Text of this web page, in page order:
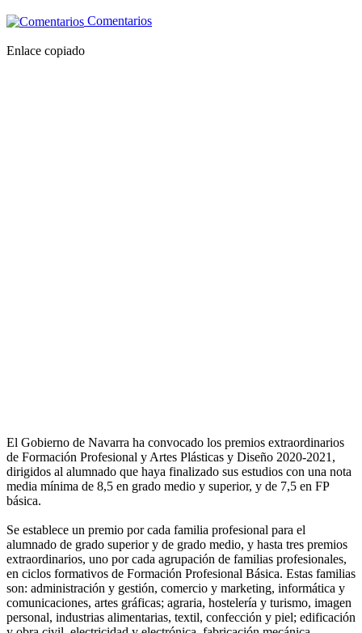
Comentarios
Enlace copiado
El Gobierno de Navarra ha convocado los premios extraordinarios
de Formación Profesional y Artes Plásticas y Diseño 2020-2021,
dirigidos al alumnado que haya finalizado sus estudios con una nota
media mínima de 8,5 en grado medio y superior, y de 7,5 en FP
básica.
Se establece un premio por cada familia profesional para el
alumnado de grado superior y de grado medio, y hasta tres premios
extraordinarios, uno por cada agrupación de familias profesionales,
en ciclos formativos de Formación Profesional Básica. Estas familias
son: administración y gestión, comercio y marketing, informática y
comunicaciones, artes gráficas; agraria, hostelería y turismo, imagen
personal, industrias alimentarias, textil, confección y piel; edificación